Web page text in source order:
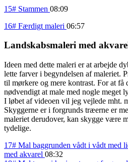
15# Stammen 08:09
16# Færdigt maleri 06:57
Landskabsmaleri med
Ideen med dette maleri er at arbejde
lette farver i begyndelsen af maleriet.
til mørkere og mere kontrast. For at få
nødvendigt at male med nogle meget
I løbet af videoen vil jeg vejlede mht.
Skyggerne er i forgrunds træerne er
maleriet derudover, kan skygge være
tydelige.
17# Mal baggrunden vådt i vådt med
med akvarel 08:32